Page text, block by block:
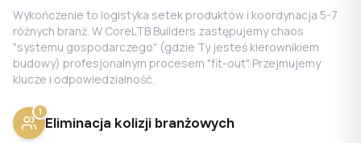
Wykończenie to logistyka setek produktów i koordynacja 5-7
różnych branż. W CoreLTB Builders zastępujemy chaos
"systemu gospodarczego" (gdzie Ty jesteś kierownikiem
budowy) profesjonalnym procesem "fit-out". Przejmujemy
klucze i odpowiedzialność.
1
Eliminacja kolizji branżowych